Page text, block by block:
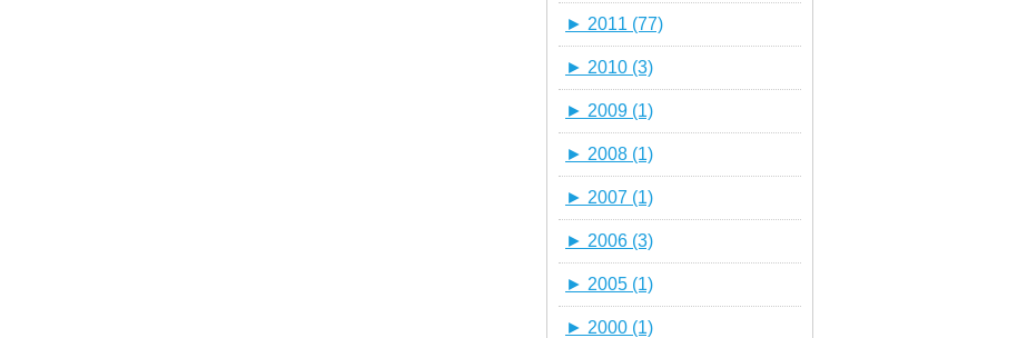
► 2011 (77)
► 2010 (3)
► 2009 (1)
► 2008 (1)
► 2007 (1)
► 2006 (3)
► 2005 (1)
► 2000 (1)